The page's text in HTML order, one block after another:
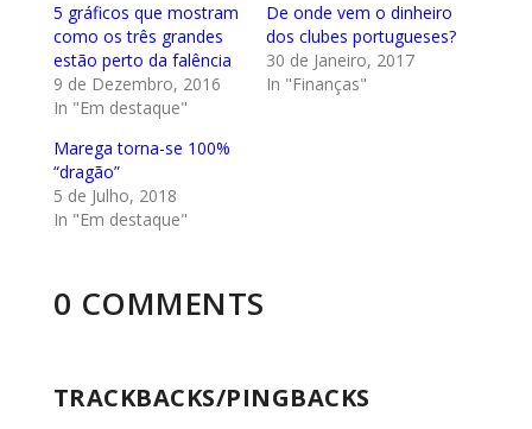
5 gráficos que mostram
como os três grandes
estão perto da falência
9 de Dezembro, 2016
In "Em destaque"
De onde vem o dinheiro
dos clubes portugueses?
30 de Janeiro, 2017
In "Finanças"
Marega torna-se 100%
“dragão”
5 de Julho, 2018
In "Em destaque"
0 COMMENTS
TRACKBACKS/PINGBACKS